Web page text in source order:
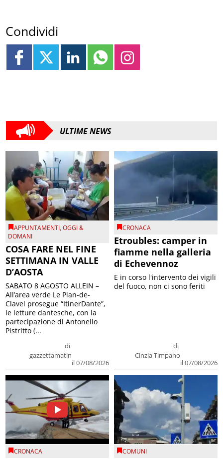
Condividi
ULTIME NEWS
APPUNTAMENTI,OGGI &
DOMANI
COSA FARE NEL FINE
SETTIMANA IN VALLE
D’AOSTA
di
gazzettamatin
il 07/08/2026
SABATO 8 AGOSTO ALLEIN –
All’area verde Le Plan-de-
Clavel prosegue “ItinerDante”,
le letture dantesche, con la
partecipazione di Antonello
Pistritto (...
CRONACA
Etroubles: camper in
fiamme nella galleria
di Echevennoz
di
Cinzia Timpano
il 07/08/2026
E in corso l'intervento dei vigili
del fuoco, non ci sono feriti
CRONACA COMUNI